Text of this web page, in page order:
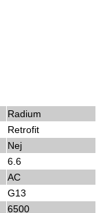
Radium
Retrofit
Nej
6.6
AC
G13
6500